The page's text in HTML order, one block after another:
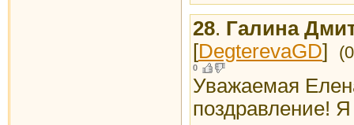
28. Галина
[DegterevaGD]
0
Уважаемая
поздравление!